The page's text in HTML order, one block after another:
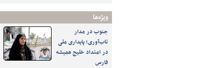
ویژه‌ها
جنوب در مدار
تاب‌آوری؛ پایداری ملی
در امتداد خلیج همیشه
فارس